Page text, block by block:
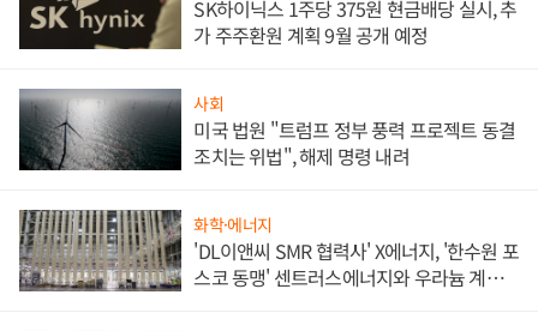
SK하이닉스 1주당 375원 현금배당 실시, 추
가 주주환원 계획 9월 공개 예정
사회
미국 법원 "트럼프 정부 풍력 프로젝트 동결
조치는 위법", 해제 명령 내려
화학·에너지
'DL이앤씨 SMR 협력사' X에너지, '한수원 포
스코 동맹' 센트러스에너지와 우라늄 계약